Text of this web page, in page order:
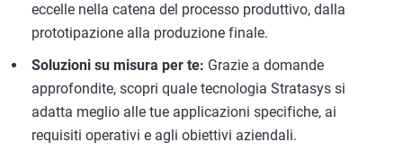
eccelle nella catena del processo produttivo, dalla
prototipazione alla produzione finale.
Soluzioni su misura per te: Grazie a domande
approfondite, scopri quale tecnologia Stratasys si
adatta meglio alle tue applicazioni specifiche, ai
requisiti operativi e agli obiettivi aziendali.